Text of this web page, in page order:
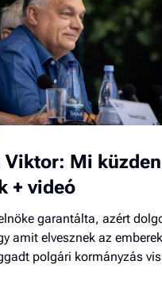
Viktor: Mi
+ videó
garantálta, azért
amit elvesznek az
polgári kormányzás